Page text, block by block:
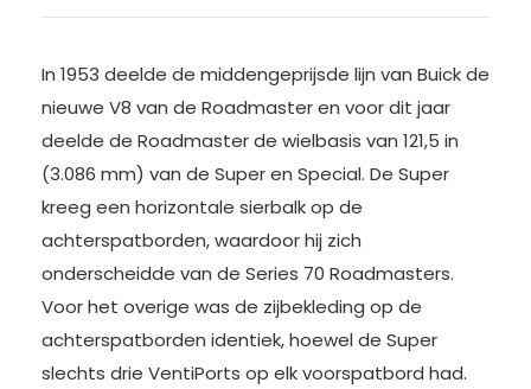
In 1953 deelde de middengeprijsde lijn van Buick de
nieuwe V8 van de Roadmaster en voor dit jaar
deelde de Roadmaster de wielbasis van 121,5 in
(3.086 mm) van de Super en Special. De Super
kreeg een horizontale sierbalk op de
achterspatborden, waardoor hij zich
onderscheidde van de Series 70 Roadmasters.
Voor het overige was de zijbekleding op de
achterspatborden identiek, hoewel de Super
slechts drie VentiPorts op elk voorspatbord had.